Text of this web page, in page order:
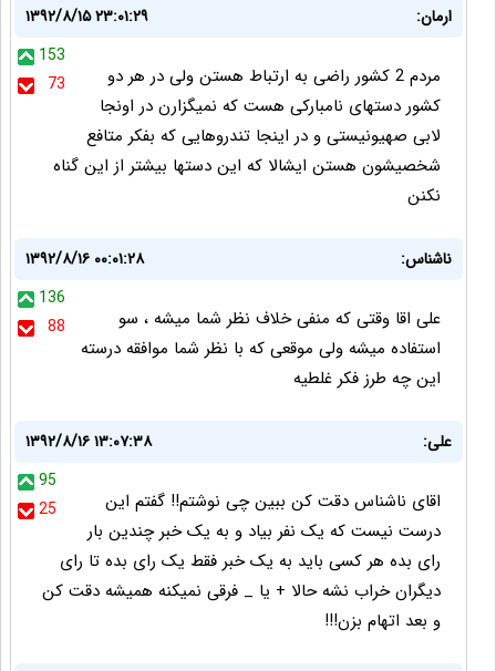
ارمان:
۱۳۹۲/۸/۱۵ ۲۳:۰۱:۲۹
153
73
مردم 2 کشور راضی به ارتباط هستن ولی در هر دو
کشور دستهای نامبارکی هست که نمیگزارن در اونجا
لابی صهیونیستی و در اینجا تندروهایی که بفکر متافع
شخصیشون هستن ایشالا که این دستها بیشتر از این گناه
نکنن
ناشناس:
۱۳۹۲/۸/۱۶ ۰۰:۰۱:۲۸
136
88
علی اقا وقتی که منفی خلاف نظر شما میشه ، سو
استفاده میشه ولی موقعی که با نظر شما موافقه درسته
این چه طرز فکر غلطیه
علی:
۱۳۹۲/۸/۱۶ ۱۳:۰۷:۳۸
95
25
اقای ناشناس دقت کن ببین چی نوشتم!! گفتم این
درست نیست که یک نفر بیاد و به یک خبر چندین بار
رای بده هر کسی باید به یک خبر فقط یک رای بده تا رای
دیگران خراب نشه حالا + یا _ فرقی نمیکنه همیشه دقت کن
و بعد اتهام بزن!!!